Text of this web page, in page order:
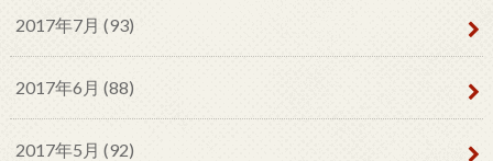
2017年7月 (93)
2017年6月 (88)
2017年5月 (92)